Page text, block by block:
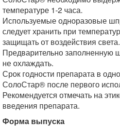
температуре 1-2 часа.
Используемые одноразовые
следует хранить при
защищать от воздействия света.
Предварительно заполненную
не охлаждать.
Срок годности препарата в
СолоСтар® после первого
Рекомендуется отмечать на
введения препарата.
Форма выпуска